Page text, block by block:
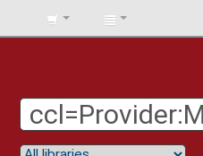
BIBLIOTECA